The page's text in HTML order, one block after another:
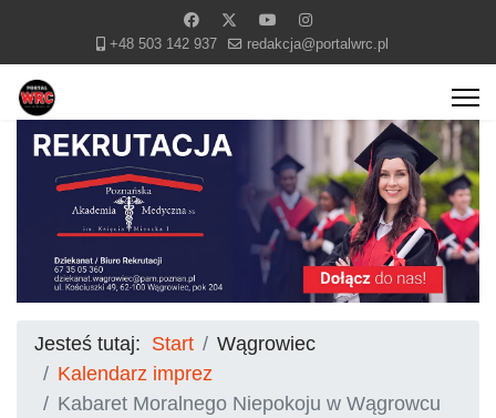
+48 503 142 937 redakcja@portalwrc.pl
Jesteś tutaj: Start
Wągrowiec
Kalendarz imprez
Kabaret Moralnego Niepokoju w Wągrowcu